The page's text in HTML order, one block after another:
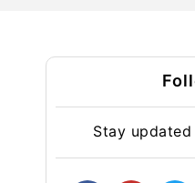
Stay